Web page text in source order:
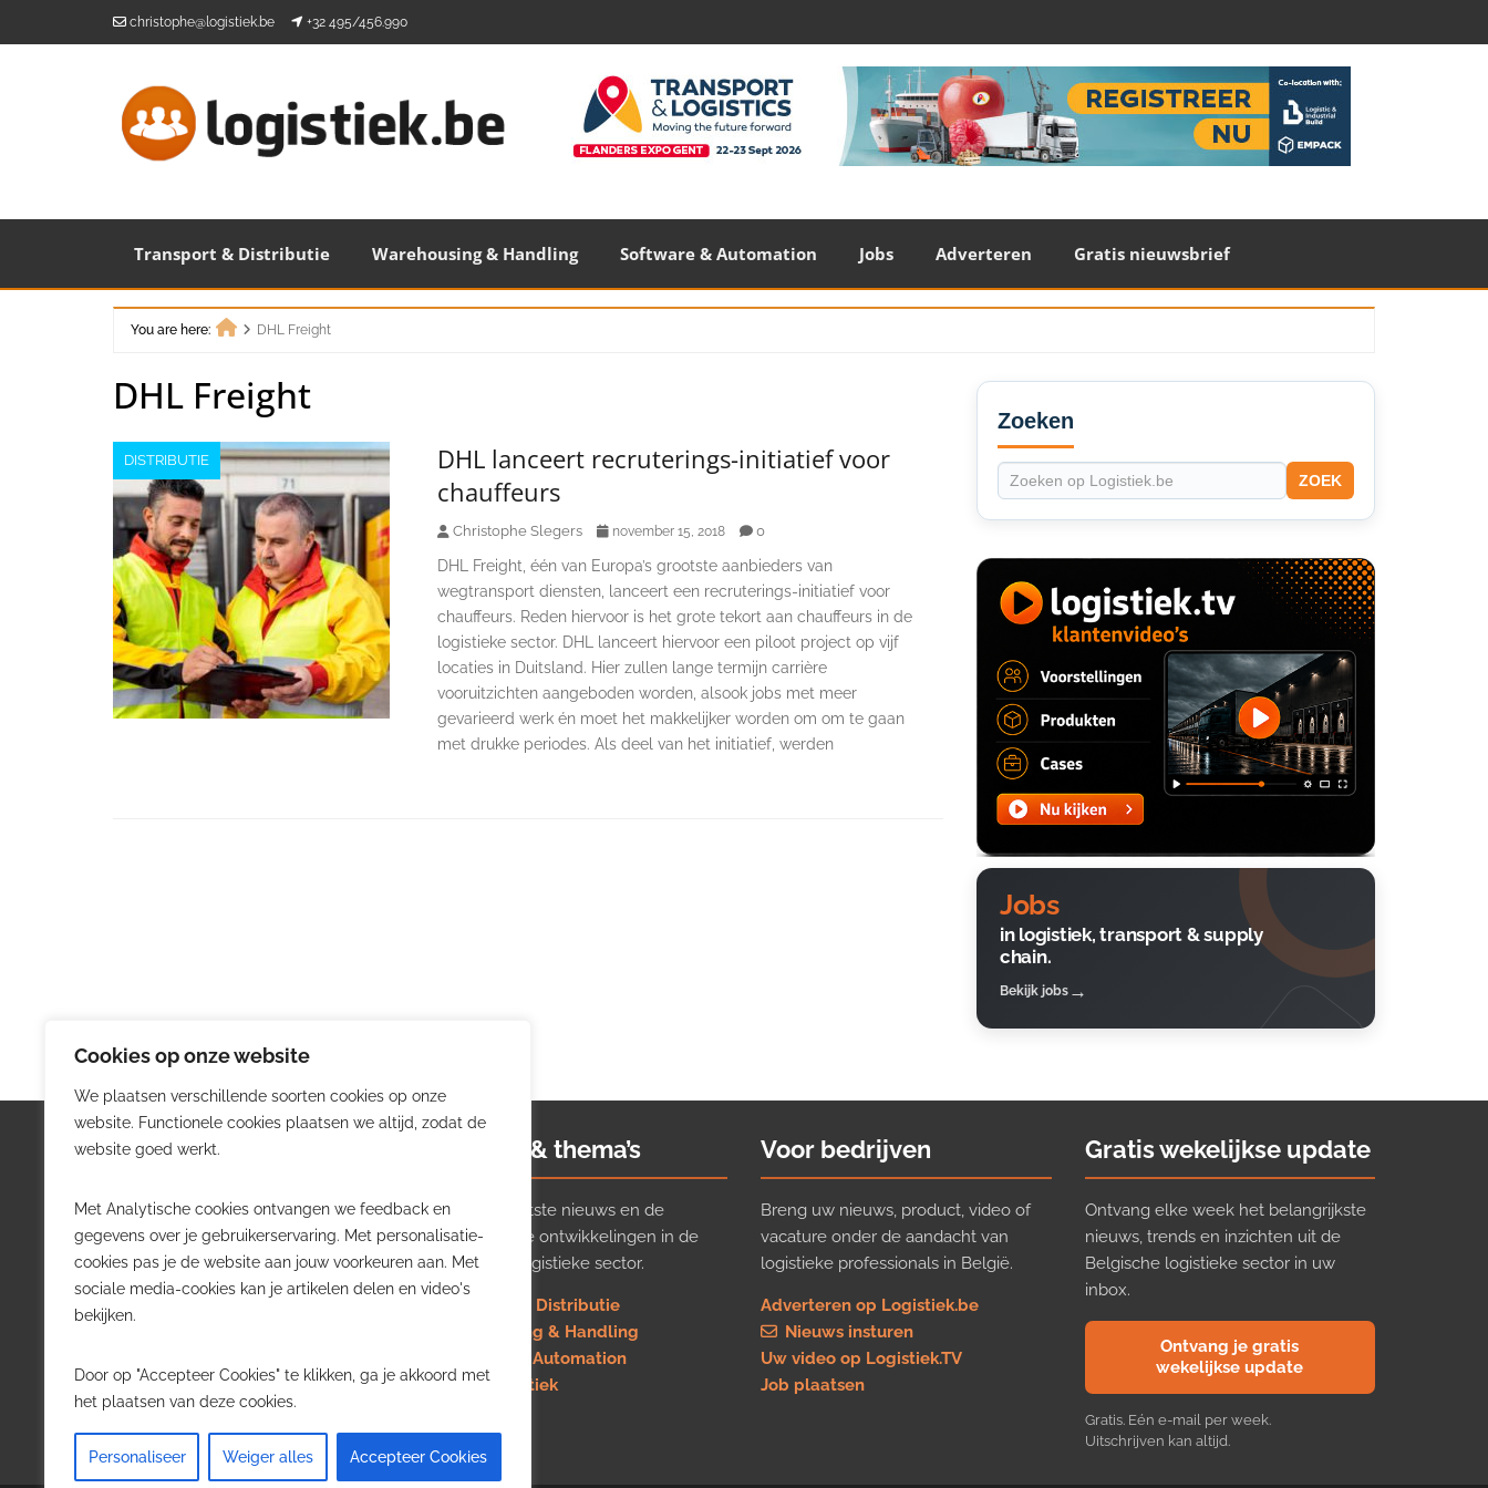
Cookies op onze website
We plaatsen verschillende soorten cookies op onze
website. Functionele cookies plaatsen we altijd, zodat de
website goed werkt.
Met Analytische cookies ontvangen we feedback en
gegevens over je gebruikerservaring. Met personalisatie-
cookies pas je de website aan jouw voorkeuren aan. Met
sociale media-cookies kan je artikelen delen en video's
bekijken.
Door op "Accepteer Cookies" te klikken, ga je akkoord met
het plaatsen van deze cookies.
Personaliseer Weiger alles Accepteer Cookies
christophe@logistiek.be +32 495/456.990
Transport & Distributie Warehousing & Handling Software & Automation Jobs Adverteren Gratis nieuwsbrief
You are here:
DHL Freight
DHL Freight
DISTRIBUTIE
DHL lanceert recruterings-initiatief voor
chauffeurs
Christophe Slegers november 15, 2018 0
DHL Freight, één van Europa’s grootste aanbieders van
wegtransport diensten, lanceert een recruterings-initiatief voor
chauffeurs. Reden hiervoor is het grote tekort aan chauffeurs in de
logistieke sector. DHL lanceert hiervoor een piloot project op vijf
locaties in Duitsland. Hier zullen lange termijn carrière
vooruitzichten aangeboden worden, alsook jobs met meer
gevarieerd werk én moet het makkelijker worden om om te gaan
met drukke periodes. Als deel van het initiatief, werden
Secondary
Sidebar
Zoeken
ZOEK
Jobs
in logistiek, transport & supply
chain.
Bekijk jobs
Logistiek.be
Logistiek.be brengt dagelijks nieuws,
trends en praktijkverhalen over
transport, warehousing, supply chain
en automatisering in België.
willen volgen.
Nieuws & thema’s
Volg het laatste nieuws en de
belangrijkste ontwikkelingen in de
Belgische logistieke sector.
Transport & Distributie
Warehousing & Handling
Software & Automation
Job in logistiek
Voor bedrijven
Breng uw nieuws, product, video of
vacature onder de aandacht van
logistieke professionals in België.
Adverteren op Logistiek.be
Nieuws insturen
Uw video op Logistiek.TV
Job plaatsen
Gratis wekelijkse update
Ontvang elke week het belangrijkste
nieuws, trends en inzichten uit de
Belgische logistieke sector in uw
inbox.
Ontvang je gratis
wekelijkse update
Gratis. Eén e-mail per week.
Uitschrijven kan altijd.